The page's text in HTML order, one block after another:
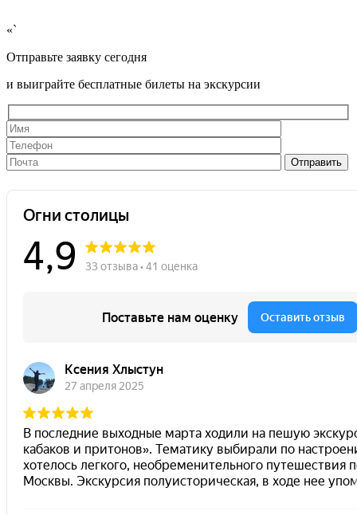
«`
Отправьте заявку сегодня
и выиграйте бесплатные билеты на экскурсии